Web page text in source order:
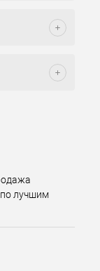
по лучшим